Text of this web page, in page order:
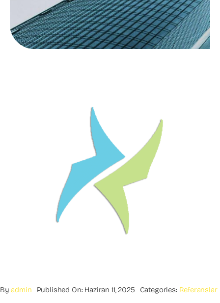
Byadmin Published On: Haziran 11, 2025 Categories: Referanslar